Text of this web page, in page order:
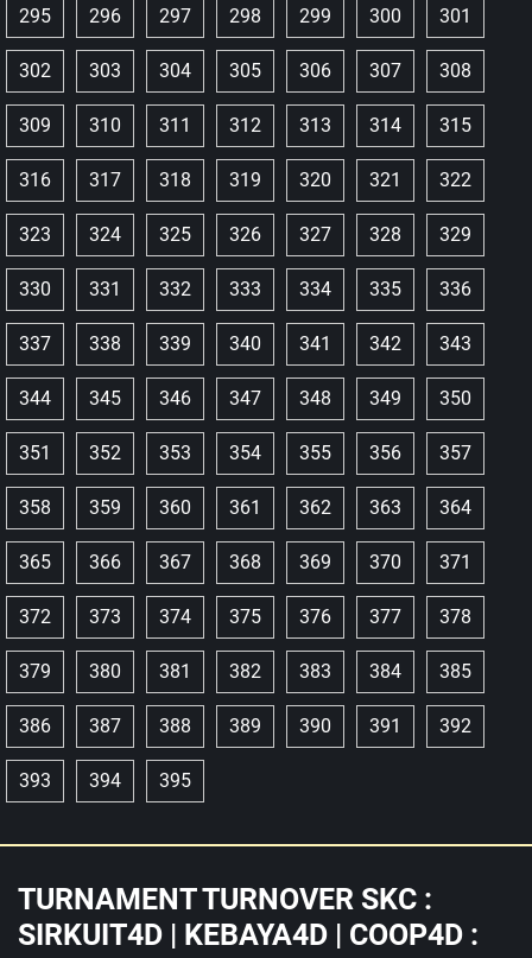
295 296 297 298 299 300 301
302 303 304 305 306 307 308
309 310 311 312 313 314 315
316 317 318 319 320 321 322
323 324 325 326 327 328 329
330 331 332 333 334 335 336
337 338 339 340 341 342 343
344 345 346 347 348 349 350
351 352 353 354 355 356 357
358 359 360 361 362 363 364
365 366 367 368 369 370 371
372 373 374 375 376 377 378
379 380 381 382 383 384 385
386 387 388 389 390 391 392
393 394 395
TURNAMENT TURNOVER SKC :
SIRKUIT4D | KEBAYA4D | COOP4D :